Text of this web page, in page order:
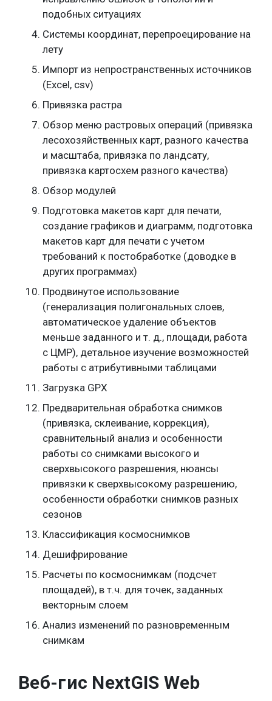
подобных ситуациях
Системы координат, перепроецирование на
лету
Импорт из непространственных источников
(Excel, csv)
Привязка растра
Обзор меню растровых операций (привязка
лесохозяйственных карт, разного качества
и масштаба, привязка по ландсату,
привязка картосхем разного качества)
Обзор модулей
Подготовка макетов карт для печати,
создание графиков и диаграмм, подготовка
макетов карт для печати с учетом
требований к постобработке (доводке в
других программах)
Продвинутое использование
(генерализация полигональных слоев,
автоматическое удаление объектов
меньше заданного и т. д., площади, работа
с ЦМР), детальное изучение возможностей
работы с атрибутивными таблицами
Загрузка GPX
Предварительная обработка снимков
(привязка, склеивание, коррекция),
сравнительный анализ и особенности
работы со снимками высокого и
сверхвысокого разрешения, нюансы
привязки к сверхвысокому разрешению,
особенности обработки снимков разных
сезонов
Классификация космоснимков
Дешифрирование
Расчеты по космоснимкам (подсчет
площадей), в т.ч. для точек, заданных
векторным слоем
Анализ изменений по разновременным
снимкам
Веб-гис NextGIS Web